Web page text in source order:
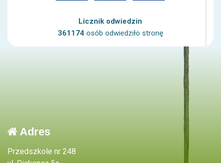
Licznik odwiedzin
361174osób odwiedziło stronę
Adres
Przedszkole nr 248